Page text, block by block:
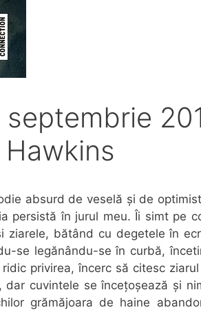
absurd de veselă și de
persistă în jurul meu. Îi simt pe
ziarele, bătând cu degetele în
se legănându-se în curbă,
privirea, încerc să citesc
cuvintele se încețoșează și
grămăjoara de haine